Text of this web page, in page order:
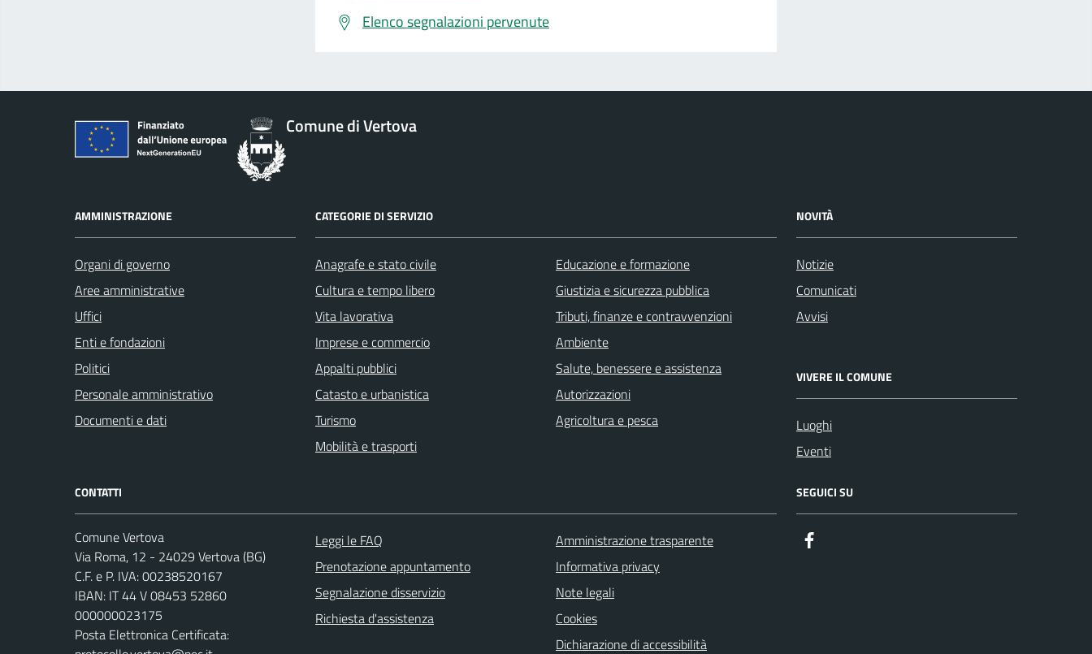
Elenco segnalazioni pervenute
Comune di Vertova
AMMINISTRAZIONE
Organi di governo
Aree amministrative
Uffici
Enti e fondazioni
Politici
Personale amministrativo
Documenti e dati
CATEGORIE DI SERVIZIO
Anagrafe e stato civile
Cultura e tempo libero
Vita lavorativa
Imprese e commercio
Appalti pubblici
Catasto e urbanistica
Turismo
Mobilità e trasporti
Educazione e formazione
Giustizia e sicurezza pubblica
Tributi, finanze e contravvenzioni
Ambiente
Salute, benessere e assistenza
Autorizzazioni
Agricoltura e pesca
NOVITÀ
Notizie
Comunicati
Avvisi
VIVERE IL COMUNE
Luoghi
Eventi
CONTATTI
Comune Vertova
Via Roma, 12 - 24029 Vertova (BG)
C.F. e P. IVA: 00238520167
IBAN: IT 44 V 08453 52860
000000023175
Posta Elettronica Certificata:
Leggi le FAQ
Prenotazione appuntamento
Segnalazione disservizio
Richiesta d'assistenza
Amministrazione trasparente
Informativa privacy
Note legali
Cookies
Dichiarazione di accessibilità
SEGUICI SU